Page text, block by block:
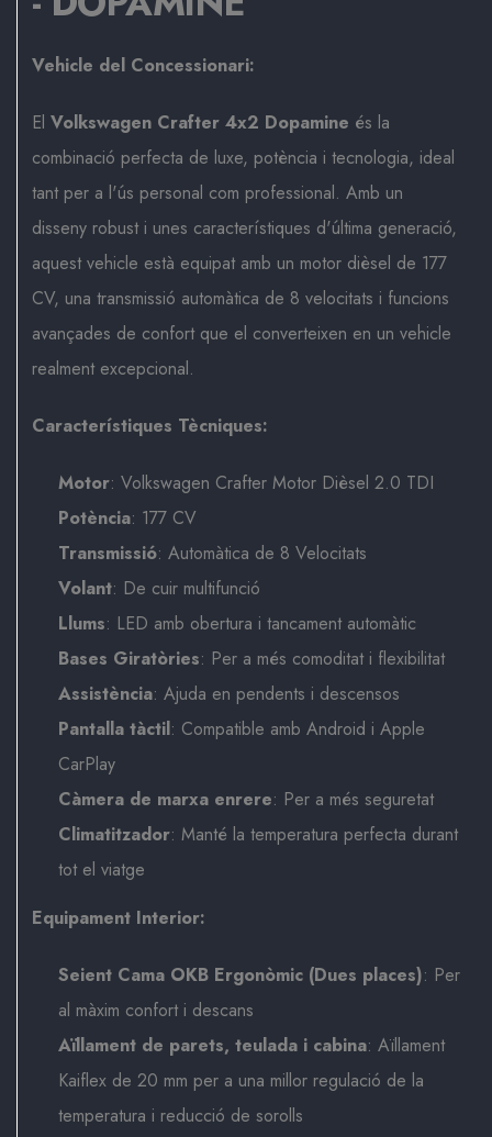
Vehicle del Concessionari:
El Volkswagen Crafter 4x2 Dopamine és la
combinació perfecta de luxe, potència i tecnologia, ideal
tant per a l'ús personal com professional. Amb un
disseny robust i unes característiques d'última generació,
aquest vehicle està equipat amb un motor dièsel de 177
CV, una transmissió automàtica de 8 velocitats i funcions
avançades de confort que el converteixen en un vehicle
realment excepcional.
Característiques Tècniques:
Motor: Volkswagen Crafter Motor Dièsel 2.0 TDI
Potència: 177 CV
Transmissió: Automàtica de 8 Velocitats
Volant: De cuir multifunció
Llums: LED amb obertura i tancament automàtic
Bases Giratòries: Per a més comoditat i flexibilitat
Assistència: Ajuda en pendents i descensos
Pantalla tàctil: Compatible amb Android i Apple
CarPlay
Càmera de marxa enrere: Per a més seguretat
Climatitzador: Manté la temperatura perfecta durant
tot el viatge
Equipament Interior:
Seient Cama OKB Ergonòmic (Dues places): Per
al màxim confort i descans
Aïllament de parets, teulada i cabina: Aïllament
Kaiflex de 20 mm per a una millor regulació de la
temperatura i reducció de sorolls